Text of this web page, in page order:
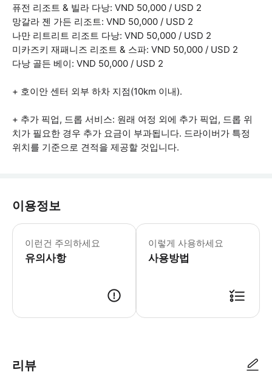
퓨전 리조트 & 빌라 다낭: VND 50,000 / USD 2
망갈라 젠 가든 리조트: VND 50,000 / USD 2
나만 리트리트 리조트 다낭: VND 50,000 / USD 2
미카즈키 재패니즈 리조트 & 스파: VND 50,000 / USD 2
다낭 골든 베이: VND 50,000 / USD 2
+ 호이안 센터 외부 하차 지점(10km 이내).
+ 추가 픽업, 드롭 서비스: 원래 여정 외에 추가 픽업, 드롭 위
치가 필요한 경우 추가 요금이 부과됩니다. 드라이버가 특정
위치를 기준으로 견적을 제공할 것입니다.
이용정보
이런건 주의하세요
유의사항
* 소요시간 : 45분 (옵션에 따라 소요
이렇게 사용하세요
사용방법
리뷰